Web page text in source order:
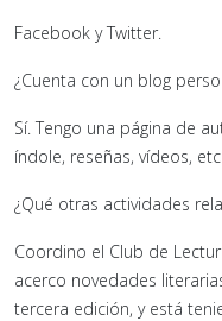
Facebook y Twitter.
¿Cuenta con un blog
Sí. Tengo una página de
índole, reseñas, vídeos, etc.
¿Qué otras actividades
Coordino el Club de
acerco novedades
tercera edición, y está